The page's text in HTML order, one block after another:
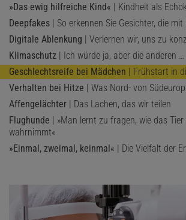
»Das ewig hilfreiche Kind« | Kindheit als
Deepfakes | So erkennen Sie Gesichter, die
Digitale Ablenkung | Verlernen wir, uns zu
Klimaschutz | Ich würde ja, aber die anderen …
Geschlechtsreife bei Mädchen | Frühstart in
Verhalten bei Hitze | Was Nord- von
Affengelächter | Das Lachen, das wir teilen
Flughunde | »Man lernt zu fragen, wie das Tier
wahrnimmt«
»Einmal, zweimal, keinmal« | Die Vielfalt der